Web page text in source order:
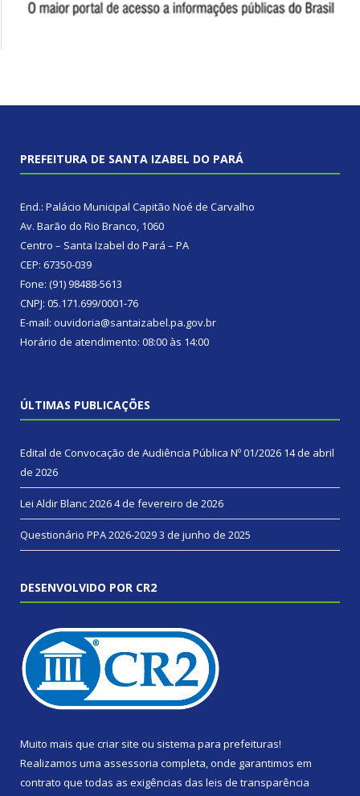
PREFEITURA DE SANTA IZABEL DO PARÁ
End.: Palácio Municipal Capitão Noé de Carvalho
Av. Barão do Rio Branco, 1060
Centro – Santa Izabel do Pará – PA
CEP: 67350-039
Fone: (91) 98488-5613
CNPJ: 05.171.699/0001-76
E-mail: ouvidoria@santaizabel.pa.gov.br
Horário de atendimento: 08:00 às 14:00
ÚLTIMAS PUBLICAÇÕES
Edital de Convocação de Audiência Pública Nº 01/2026 14 de abril
de 2026
Lei Aldir Blanc 20264 de fevereiro de 2026
Questionário PPA 2026-20293 de junho de 2025
DESENVOLVIDO POR CR2
Muito mais que criar site ou sistema para prefeituras!
Realizamos uma assessoria completa, onde garantimos em
contrato que todas as exigências das leis de transparência